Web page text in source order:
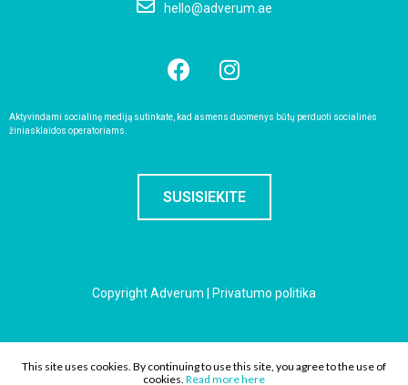
hello@adverum.ae
Aktyvindami socialinę mediją sutinkate, kad asmens duomenys būtų perduoti socialinės
žiniasklaidos operatoriams.
SUSISIEKITE
Copyright Adverum | Privatumo politika
This site uses cookies. By continuing to use this site, you agree to the use of
cookies. Read more here